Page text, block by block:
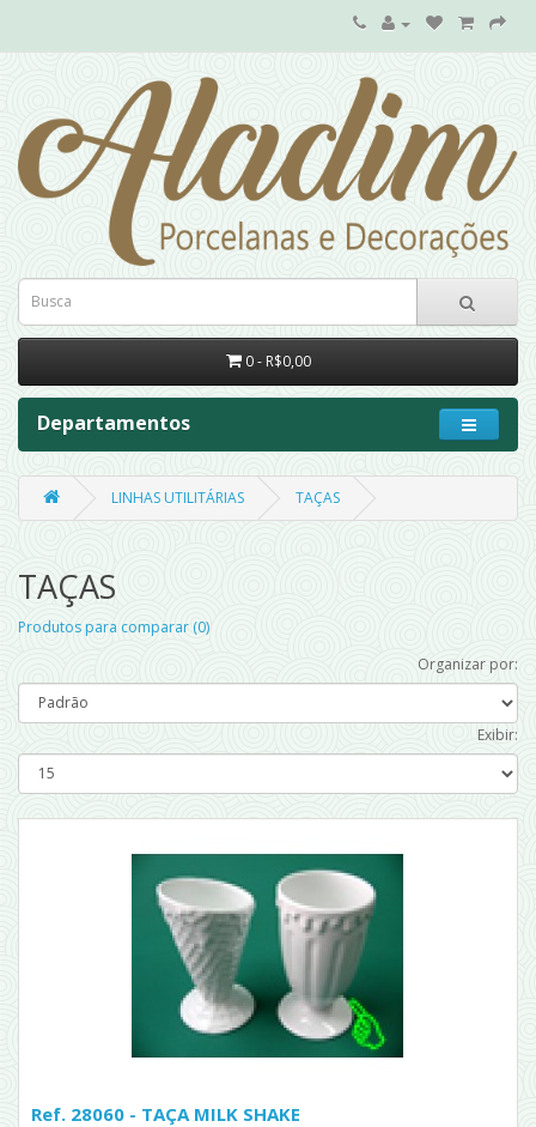
0 - R$0,00
Departamentos
LINHAS UTILITÁRIAS TAÇAS
TAÇAS
Produtos para comparar (0)
Organizar por:
Exibir:
Ref. 28060 - TAÇA MILK SHAKE